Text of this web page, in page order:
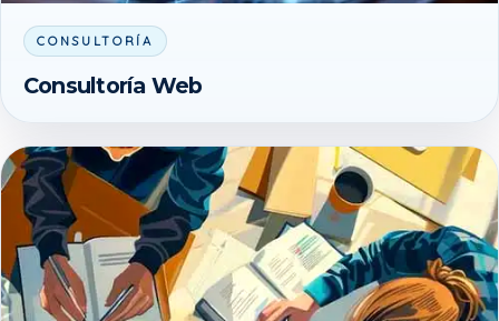
CONSULTORÍA
Consultoría Web